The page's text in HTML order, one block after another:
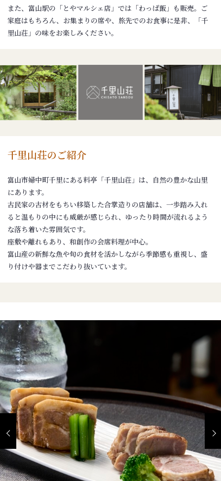
また、富山駅の「とやマルシェ店」では「わっぱ飯」も販売。ご
家庭はもちろん、お集まりの席や、旅先でのお食事に是非、「千
里山荘」の味をお楽しみください。
千里山荘のご紹介
富山市婦中町千里にある料亭「千里山荘」は、自然の豊かな山里
にあります。
古民家の古材をもちい移築した合掌造りの店舗は、一歩踏み入れ
ると温もりの中にも威厳が感じられ、ゆったり時間が流れるよう
な落ち着いた雰囲気です。
座敷や離れもあり、和創作の会席料理が中心。
富山産の新鮮な魚や旬の食材を活かしながら季節感も重視し、盛
り付けや器までこだわり抜いています。